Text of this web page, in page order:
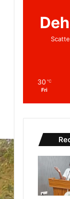
30 ℃
Fri